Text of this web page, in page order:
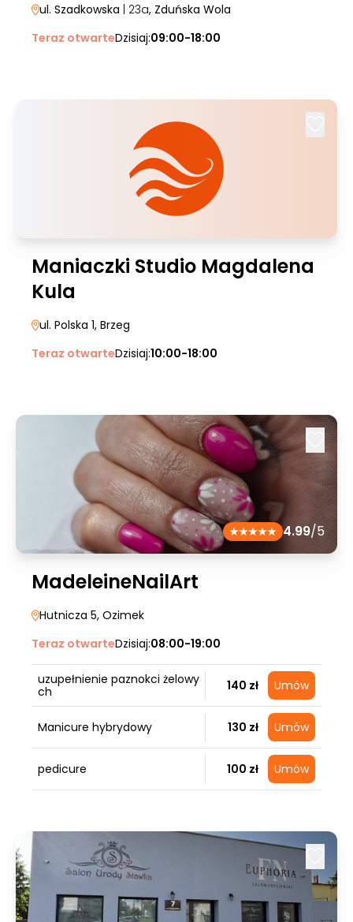
ul. Szadkowska | 23a, Zduńska Wola
Teraz otwarteDzisiaj:09:00-18:00
Maniaczki Studio Magdalena
Kula
ul. Polska 1, Brzeg
Teraz otwarteDzisiaj:10:00-18:00
4.99/5
MadeleineNailArt
Hutnicza 5, Ozimek
Teraz otwarteDzisiaj:08:00-19:00
uzupełnienie paznokci żelowy
ch
140 zł Umów
Manicure hybrydowy 130 zł Umów
pedicure 100 zł Umów